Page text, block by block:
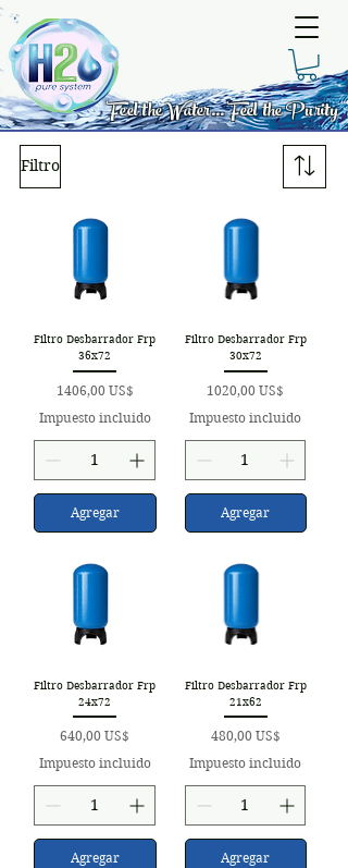
Feel the Water... Feel the Purity
Filtro
Filtro Desbarrador Frp
36x72
Precio
1406,00 US$
Impuesto incluido
Agregar
Filtro Desbarrador Frp
30x72
Precio
1020,00 US$
Impuesto incluido
Agregar
Filtro Desbarrador Frp
24x72
Precio
640,00 US$
Impuesto incluido
Agregar
Filtro Desbarrador Frp
21x62
Precio
480,00 US$
Impuesto incluido
Agregar